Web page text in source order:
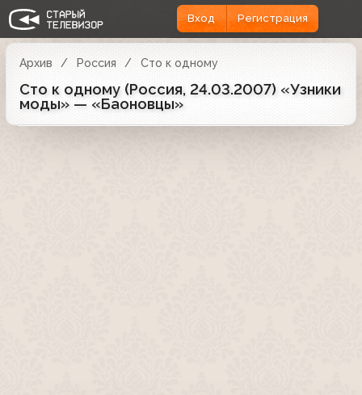
Вход Регистрация
Архив Россия Сто к одному
Сто к одному (Россия, 24.03.2007) «Узники
моды» — «Баоновцы»